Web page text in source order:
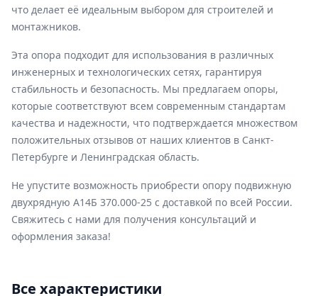
что делает её идеальным выбором для строителей и
монтажников.
Эта опора подходит для использования в различных
инженерных и технологических сетях, гарантируя
стабильность и безопасность. Мы предлагаем опоры,
которые соответствуют всем современным стандартам
качества и надежности, что подтверждается множеством
положительных отзывов от наших клиентов в Санкт-
Петербурге и Ленинградская область.
Не упустите возможность приобрести опору подвижную
двухрядную А14Б 370.000-25 с доставкой по всей России.
Свяжитесь с нами для получения консультаций и
оформления заказа!
Все характеристики